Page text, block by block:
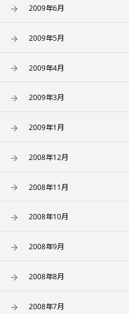
2009年6月
2009年5月
2009年4月
2009年3月
2009年1月
2008年12月
2008年11月
2008年10月
2008年9月
2008年8月
2008年7月